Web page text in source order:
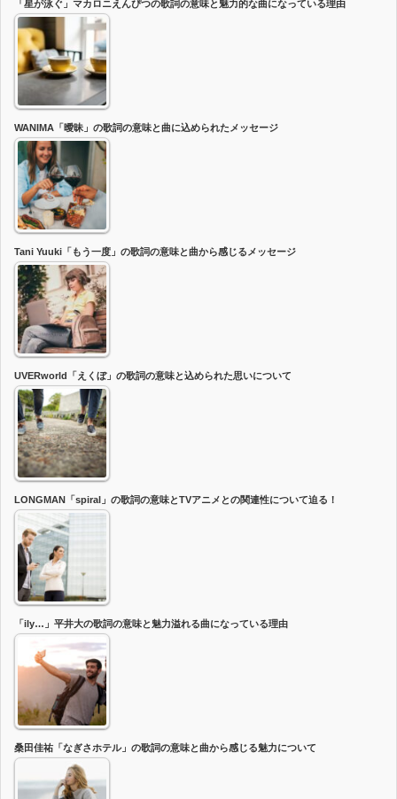
「星が泳ぐ」マカロニえんぴつの歌詞の意味と魅力的な曲になっている理由
WANIMA「曖昧」の歌詞の意味と曲に込められたメッセージ
Tani Yuuki「もう一度」の歌詞の意味と曲から感じるメッセージ
UVERworld「えくぼ」の歌詞の意味と込められた思いについて
LONGMAN「spiral」の歌詞の意味とTVアニメとの関連性について迫る！
「ily…」平井大の歌詞の意味と魅力溢れる曲になっている理由
桑田佳祐「なぎさホテル」の歌詞の意味と曲から感じる魅力について